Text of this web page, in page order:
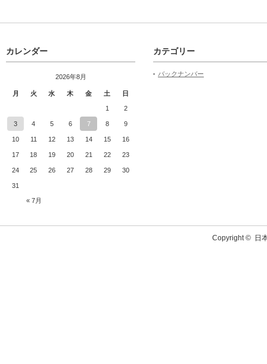
カレンダー
2026年8月
月 火 水 木 金 土 日
« 7月
1 2
3 4 5 6 7 8 9
10 11 12 13 14 15 16
17 18 19 20 21 22 23
24 25 26 27 28 29 30
31
カテゴリー
バックナンバー
Copyright © 日